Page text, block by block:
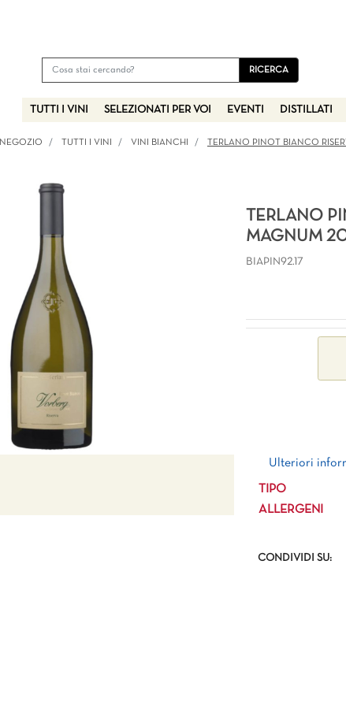
TUTTI I VINI SELEZIONATI PER VOI EVENTI DISTILLATI
NEGOZIO TUTTI I VINI VINI BIANCHI TERLANO PINOT BIANCO
TERLANO
MAGNUM
BIAPIN92.17
Ulteriori
Ulteriori
TIPO
ALLERGENI
CONDIVIDI SU: